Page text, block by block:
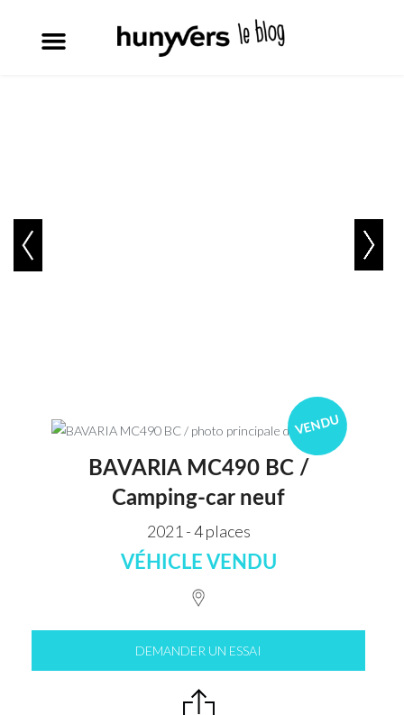
VENDU
BAVARIA MC490 BC /
Camping-car neuf
2021 - 4 places
VÉHICLE VENDU
DEMANDER UN ESSAI